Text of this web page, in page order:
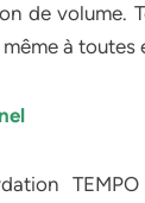
de volume.
à toutes